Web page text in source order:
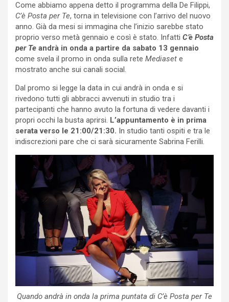
Come abbiamo appena detto il programma della De Filippi,
C’è Posta per Te, torna in televisione con l’arrivo del nuovo
anno. Già da mesi si immagina che l’inizio sarebbe stato
proprio verso metà gennaio e così è stato. Infatti C’è Posta
per Te andrà in onda a partire da sabato 13 gennaio
come svela il promo in onda sulla rete Mediaset e
mostrato anche sui canali social.
Dal promo si legge la data in cui andrà in onda e si
rivedono tutti gli abbracci avvenuti in studio tra i
partecipanti che hanno avuto la fortuna di vedere davanti i
propri occhi la busta aprirsi. L’appuntamento è in prima
serata verso le 21:00/21:30. In studio tanti ospiti e tra le
indiscrezioni pare che ci sarà sicuramente Sabrina Ferilli.
Quando andrà in onda la prima puntata di C’è Posta per Te